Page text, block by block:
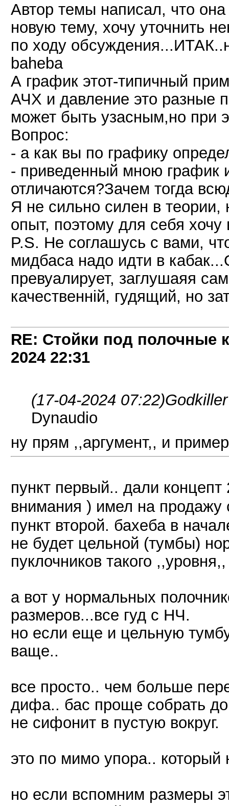
Автор темы написал, что
новую тему, хочу уточнить
по ходу
baheba
А график этот-типичный
АЧХ и давление это разные
может быть узасным,но при
Вопрос:
- а как вы по графику
- приведенный мною
отличаются?Зачем тогда
Я не сильно силен в
опыт, поэтому для себя хочу
P.S. Не соглашусь с вами,
мидбаса надо идти в
превуалирует, заглушаяя
качественній, гудящий, но
RE: Стойки под полочные
2024 22:31
(17-04-2024 07:22)
Dynaudio
ну прям ,,аргумент,, и
пункт первый.. дали
внимания ) имел на
пункт второй. бахеба в
не будет цельной (тумбы)
пуклочников такого
а вот у нормальных
размеров...все гуд с НЧ.
но если еще и цельную
ваще..
все просто.. чем больше
дифа.. бас проще собрать до
не сифонит в пустую вокруг.
это по мимо упора..
но если вспомним размеры